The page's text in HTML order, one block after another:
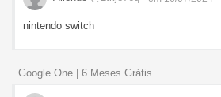
nintendo switch
Google One | 6 Meses Grátis